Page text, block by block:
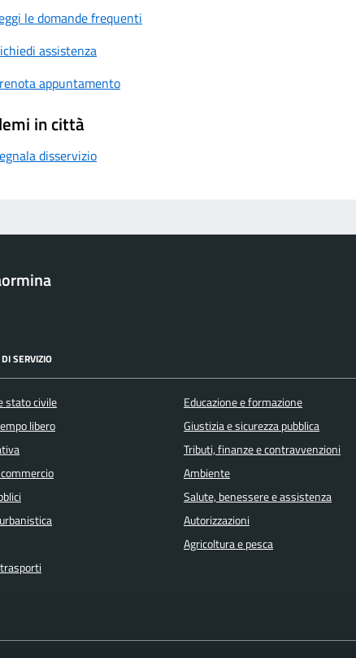
le domande frequenti
assistenza
appuntamento
in città
disservizio
SERVIZIO
stato civile
libero
Educazione e formazione
Giustizia e sicurezza pubblica
Tributi, finanze e contravvenzioni
Ambiente
Salute, benessere e assistenza
Autorizzazioni
Agricoltura e pesca